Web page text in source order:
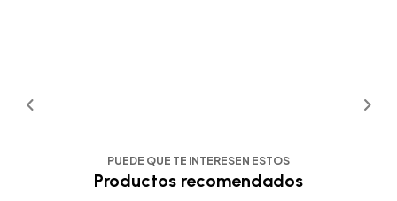
PUEDE QUE TE INTERESEN ESTOS
Productos recomendados